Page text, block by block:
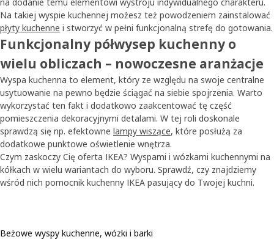
Na takiej wyspie kuchennej możesz też powodzeniem zainstalować
płyty kuchenne i stworzyć w pełni funkcjonalną strefę do gotowania.
Funkcjonalny półwysep kuchenny o
wielu obliczach – nowoczesne aranżacje
Wyspa kuchenna to element, który ze względu na swoje centralne
usytuowanie na pewno będzie ściągać na siebie spojrzenia. Warto
wykorzystać ten fakt i dodatkowo zaakcentować tę część
pomieszczenia dekoracyjnymi detalami. W tej roli doskonale
sprawdzą się np. efektowne lampy wiszące, które posłużą za
dodatkowe punktowe oświetlenie wnętrza.
Czym zaskoczy Cię oferta IKEA? Wyspami i wózkami kuchennymi na
kółkach w wielu wariantach do wyboru. Sprawdź, czy znajdziemy
wśród nich pomocnik kuchenny IKEA pasujący do Twojej kuchni.
Beżowe wyspy kuchenne, wózki i barki